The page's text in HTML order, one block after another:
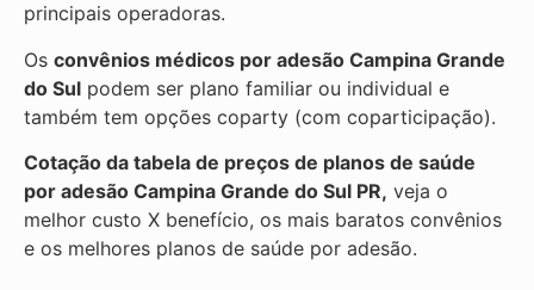
principais operadoras.
Os convênios médicos por adesão Campina Grande
do Sul podem ser plano familiar ou individual e
também tem opções coparty (com coparticipação).
Cotação da tabela de preços de planos de saúde
por adesão Campina Grande do Sul PR, veja o
melhor custo X benefício, os mais baratos convênios
e os melhores planos de saúde por adesão.